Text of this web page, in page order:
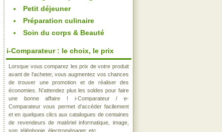
Petit déjeuner
Préparation culinaire
Soin du corps & Beauté
i-Comparateur : le choix, le prix
Lorsque vous comparez les prix de votre produit
avant de l'acheter, vous augmentez vos chances
de trouver une promotion et de réaliser des
économies. N'attendez plus les soldes pour faire
une bonne affaire ! i-Comparateur / e-
Comparateur vous permet d'accéder facilement
et en quelques clics aux catalogues de centaines
de revendeurs de matériel informatique, image,
son, téléphonie, électroménager, etc..